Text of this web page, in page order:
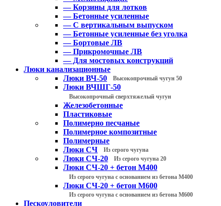
— Корзины для лотков
— Бетонные усиленные
— С вертикальным выпуском
— Бетонные усиленные без уголка
— Бортовые ЛВ
— Прикромочные ЛВ
— Для мостовых конструкций
Люки канализационные
Люки ВЧ-50
Высокопрочный чугун 50
Люки ВЧШГ-50
Высокопрочный сверхтяжелый чугун
Железобетонные
Пластиковые
Полимерно песчаные
Полимерное композитные
Полимерные
Люки СЧ
Из серого чугуна
Люки СЧ-20 Из серого чугуна 20
Люки СЧ-20 + бетон М400
Из серого чугуна с основанием из бетона М400
Люки СЧ-20 + бетон М600
Из серого чугуна с основанием из бетона М600
Пескоуловители